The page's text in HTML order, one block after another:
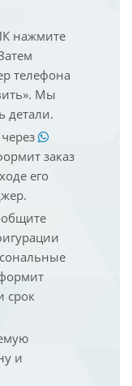
нажмите
телефона
Мы
детали.
заказ
его
срок
и